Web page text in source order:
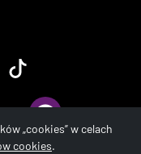
„cookies” w celach
cookies.